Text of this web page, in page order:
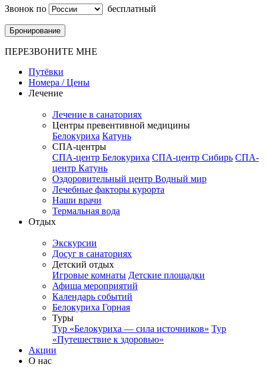
Звонок по
бесплатный
Бронирование
ПЕРЕЗВОНИТЕ МНЕ
Путёвки
Номера / Цены
Лечение
Лечение в санаториях
Центры превентивной медицины
Белокуриха Катунь
СПА-центры
СПА-центр Белокуриха СПА-центр Сибирь СПА-
центр Катунь
Оздоровительный центр Водный мир
Лечебные факторы курорта
Наши врачи
Термальная вода
Отдых
Экскурсии
Досуг в санаториях
Детский отдых
Игровые комнаты Детские площадки
Афиша мероприятий
Календарь событий
Белокуриха Горная
Туры
Тур «Белокуриха — сила источников» Тур
«Путешествие к здоровью»
Акции
О нас